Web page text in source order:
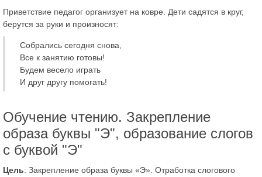
Приветствие педагог организует на ковре. Дети садятся в круг,
берутся за руки и произносят:
Собрались сегодня снова,
Все к занятию готовы!
Будем весело играть
И друг другу помогать!
Обучение чтению. Закрепление
образа буквы "Э", образование слогов
с буквой "Э"
Цель: Закрепление образа буквы «Э». Отработка слогового